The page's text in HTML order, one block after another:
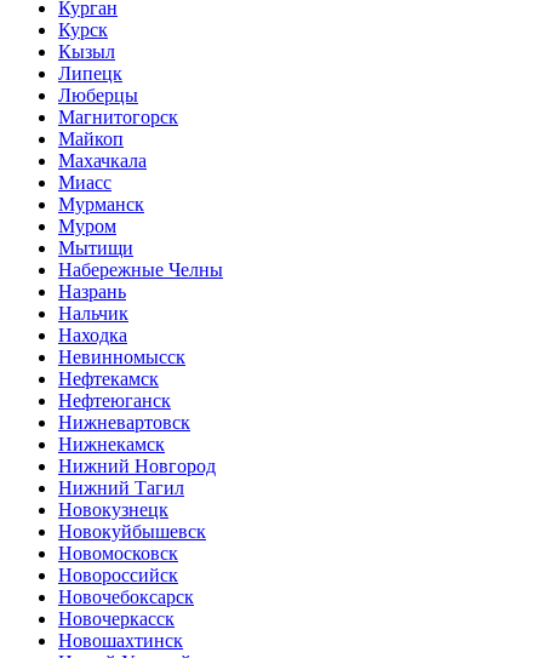
Курган
Курск
Кызыл
Липецк
Люберцы
Магнитогорск
Майкоп
Махачкала
Миасс
Мурманск
Муром
Мытищи
Набережные Челны
Назрань
Нальчик
Находка
Невинномысск
Нефтекамск
Нефтеюганск
Нижневартовск
Нижнекамск
Нижний Новгород
Нижний Тагил
Новокузнецк
Новокуйбышевск
Новомосковск
Новороссийск
Новочебоксарск
Новочеркасск
Новошахтинск